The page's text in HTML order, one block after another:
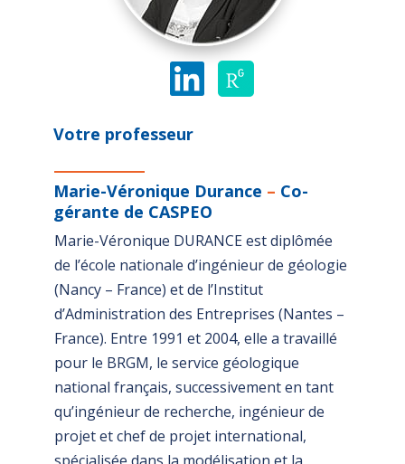
Votre professeur
Marie-Véronique Durance – Co-
gérante de CASPEO
Marie-Véronique DURANCE est diplômée
de l’école nationale d’ingénieur de géologie
(Nancy – France) et de l’Institut
d’Administration des Entreprises (Nantes –
France). Entre 1991 et 2004, elle a travaillé
pour le BRGM, le service géologique
national français, successivement en tant
qu’ingénieur de recherche, ingénieur de
projet et chef de projet international,